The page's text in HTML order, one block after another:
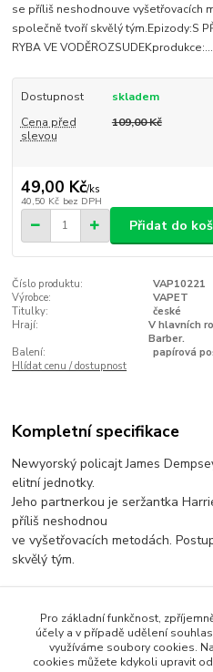
se příliš neshodnouve vyšetřovacích
společně tvoří skvělý tým.Epizody:S
RYBA VE VODĚROZSUDEKprodukce:...
Dostupnost
skladem
Cena před
slevou
109,00 Kč
49,00 Kč/ks
40,50 Kč bez DPH
Přidat do
Číslo produktu:
VAP10221
Výrobce:
VAPET
Titulky:
české
Hrají:
V hlavních
Barber.
Balení:
papírová
Hlídat cenu / dostupnost
Kompletní specifikace
Newyorský policajt James
elitní jednotky.
Jeho partnerkou je seržantka
příliš neshodnou
ve vyšetřovacích metodách.
skvělý tým.
S PŘIMHOUŘENÝMA OČIMA
JAKO RYBA VE VODĚ
ROZSUDEKprodukce: Granada
Pro základní funkčnost,
účely a v případě udělení
využíváme soubory cookies.
cookies můžete kdykoli upravit